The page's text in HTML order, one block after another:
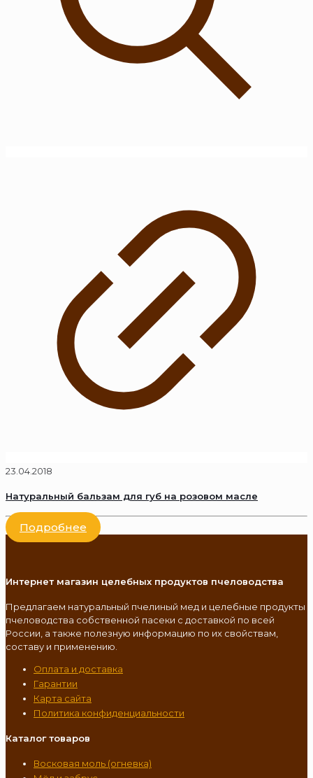
23.04.2018
Натуральный бальзам для губ на розовом масле
Подробнее
Интернет магазин целебных продуктов пчеловодства
Предлагаем натуральный пчелиный мед и целебные продукты
пчеловодства собственной пасеки с доставкой по всей
России, а также полезную информацию по их свойствам,
составу и применению.
Оплата и доставка
Гарантии
Карта сайта
Политика конфиденциальности
Каталог товаров
Восковая моль (огневка)